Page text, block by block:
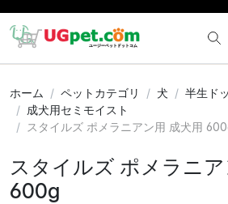
ホーム ペットカテゴリ 犬
半生ド
成犬用セミモイスト
スタイルズ ポメラニアン用 成犬用
スタイルズ ポメラニ
600g